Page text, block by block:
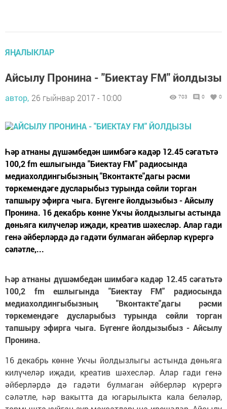
ЯҢАЛЫКЛАР
Айсылу Пронина - "Биектау FM" йолдызы
автор, 26 гыйнвар 2017 - 10:00 703 0 0
Һәр атнаны дүшәмбедән шимбәгә кадәр 12.45 сәгатьтә
100,2 fm ешлыгында "Биектау FM" радиосында
медиахолдингыбызның "Вконтакте"дагы рәсми
төркемендәге дусларыбыз турында сөйли торган
тапшыру эфирга чыга. Бүгенге йолдызыбыз - Айсылу
Пронина. 16 декабрь көнне Укчы йолдызлыгы астында
дөньяга килүчеләр иҗади, креатив шәхесләр. Алар гади
генә әйберләрдә дә гадәти булмаган әйберләр күрергә
сәләтле,...
Һәр атнаны дүшәмбедән шимбәгә кадәр 12.45 сәгатьтә
100,2 fm ешлыгында "Биектау FM" радиосында
медиахолдингыбызның "Вконтакте"дагы рәсми
төркемендәге дусларыбыз турында сөйли торган
тапшыру эфирга чыга. Бүгенге йолдызыбыз - Айсылу
Пронина.
16 декабрь көнне Укчы йолдызлыгы астында дөньяга
килүчеләр иҗади, креатив шәхесләр. Алар гади генә
әйберләрдә дә гадәти булмаган әйберләр күрергә
сәләтле, һәр вакытта да югарылыкта кала беләләр,